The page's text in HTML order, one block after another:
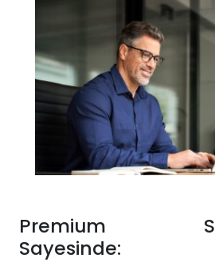
Premium
Sayesinde:​​